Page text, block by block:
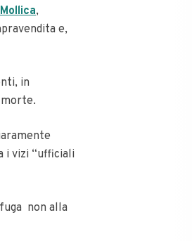
,
e,
in
i vizi “ufficiali
non alla